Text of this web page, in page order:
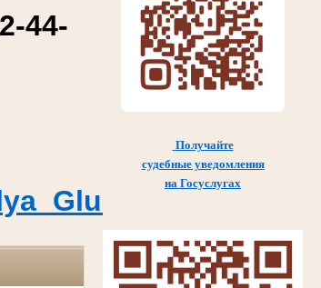
Получайте
судебные уведомления
на Госуслугах
44-